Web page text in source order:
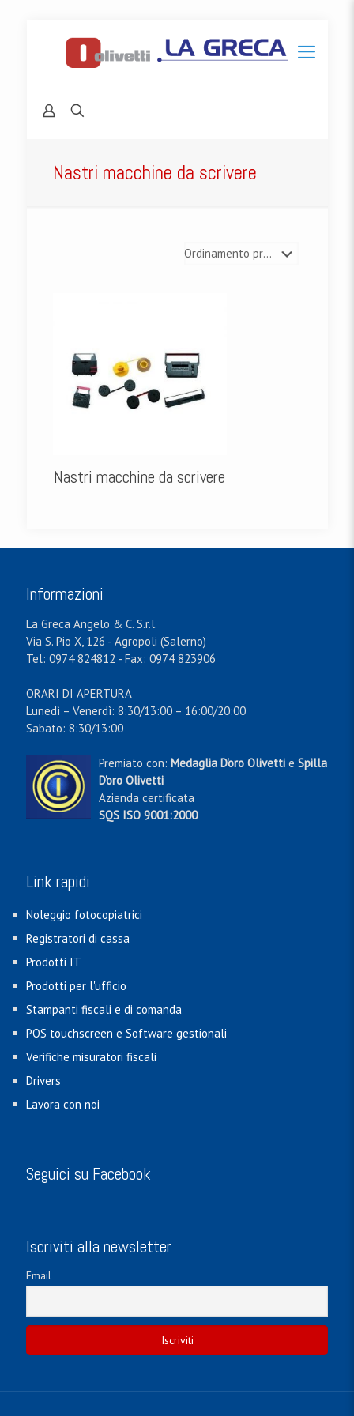
Nastri macchine da scrivere
Nastri macchine da scrivere
Informazioni
La Greca Angelo & C. S.r.l.
Via S. Pio X, 126 - Agropoli (Salerno)
Tel: 0974 824812 - Fax: 0974 823906
ORARI DI APERTURA
Lunedì – Venerdì: 8:30/13:00 – 16:00/20:00
Sabato: 8:30/13:00
Premiato con: Medaglia D'oro Olivetti e Spilla
D'oro Olivetti
Azienda certificata
SQS ISO 9001:2000
Link rapidi
Noleggio fotocopiatrici
Registratori di cassa
Prodotti IT
Prodotti per l'ufficio
Stampanti fiscali e di comanda
POS touchscreen e Software gestionali
Verifiche misuratori fiscali
Drivers
Lavora con noi
Seguici su Facebook
Iscriviti alla newsletter
Email